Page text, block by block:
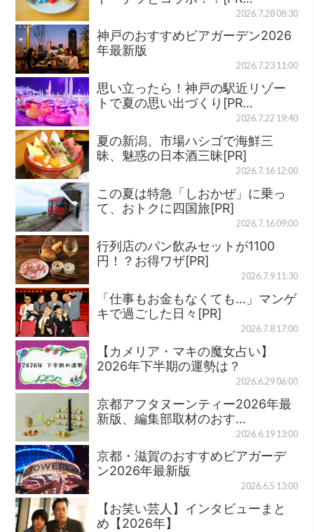
2026.7.28 08:30
神戸のおすすめビアガーデン2026
年最新版
2026.7.23 11:00
思い立ったら！神戸の駅近リゾー
トで夏の思い出づくり[PR…
2026.7.22 19:40
夏の新潟、市場ハシゴで海鮮三
昧、魅惑の日本酒三昧[PR]
2026.7.16 12:00
この夏は特急「しおかぜ」に乗っ
て、おトクに四国旅[PR]
2026.7.16 09:00
行列店のパン飲みセットが1100
円！？お得ワザ[PR]
2026.7.9 11:30
「仕事もお金もなくても…」マンゲ
キで過ごした日々[PR]
2026.7.8 17:00
【カメリア・マキの魔女占い】
2026年下半期の運勢は？
2026.6.29 06:00
京都アフタヌーンティー2026年最
新版、編集部取材のおす…
2026.6.19 13:00
京都・滋賀のおすすめビアガーデ
ン2026年最新版
2026.6.5 13:00
【お笑い芸人】インタビューまと
め【2026年】